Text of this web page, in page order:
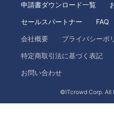
申請書ダウンロード一覧
セールスパートナー FAQ
会社概要 プライバシーポ
特定商取引法に基づく表記
お問い合わせ
©ITcrowd Corp. All